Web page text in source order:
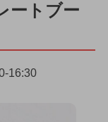
ートブー
16:30